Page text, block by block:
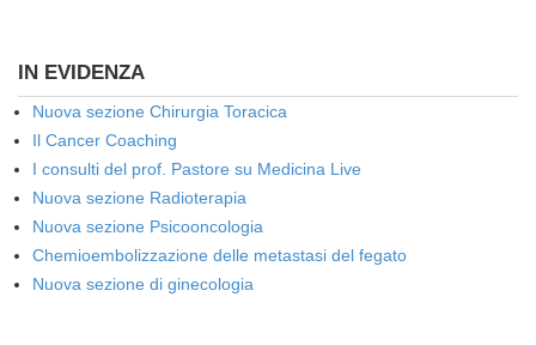
IN EVIDENZA
Nuova sezione Chirurgia Toracica
Il Cancer Coaching
I consulti del prof. Pastore su Medicina Live
Nuova sezione Radioterapia
Nuova sezione Psicooncologia
Chemioembolizzazione delle metastasi del fegato
Nuova sezione di ginecologia